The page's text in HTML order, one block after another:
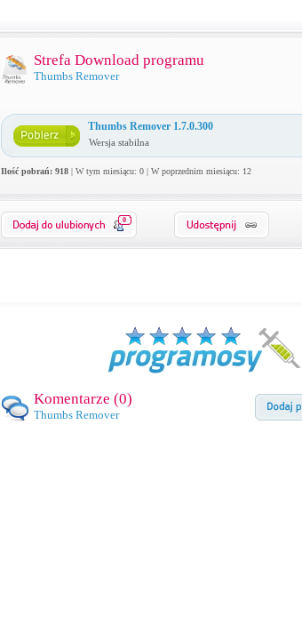
Strefa Download programu
Thumbs Remover
Thumbs Remover 1.7.0.300
Wersja stabilna
Ilość pobrań: 918| W tym miesiącu: 0 | W poprzednim miesiącu: 12
0
Komentarze (0)
Thumbs Remover